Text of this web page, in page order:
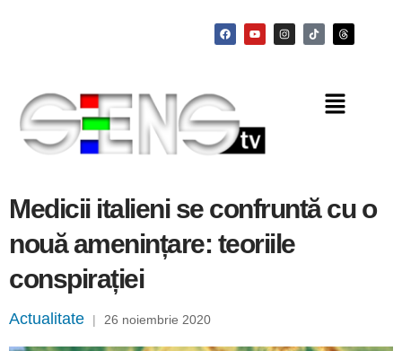
Medicii italieni se confruntă cu o
nouă amenințare: teoriile
conspirației
Actualitate | 26 noiembrie 2020